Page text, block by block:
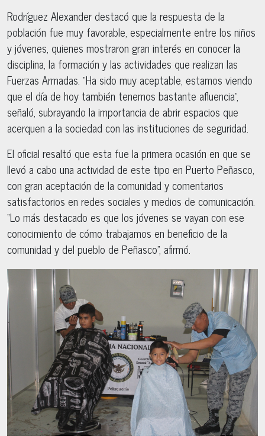
Rodríguez Alexander destacó que la respuesta de la
población fue muy favorable, especialmente entre los niños
y jóvenes, quienes mostraron gran interés en conocer la
disciplina, la formación y las actividades que realizan las
Fuerzas Armadas. “Ha sido muy aceptable, estamos viendo
que el día de hoy también tenemos bastante afluencia”,
señaló, subrayando la importancia de abrir espacios que
acerquen a la sociedad con las instituciones de seguridad.
El oficial resaltó que esta fue la primera ocasión en que se
llevó a cabo una actividad de este tipo en Puerto Peñasco,
con gran aceptación de la comunidad y comentarios
satisfactorios en redes sociales y medios de comunicación.
“Lo más destacado es que los jóvenes se vayan con ese
conocimiento de cómo trabajamos en beneficio de la
comunidad y del pueblo de Peñasco”, afirmó.